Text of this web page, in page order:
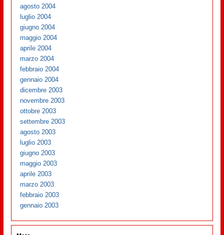
agosto 2004
luglio 2004
giugno 2004
maggio 2004
aprile 2004
marzo 2004
febbraio 2004
gennaio 2004
dicembre 2003
novembre 2003
ottobre 2003
settembre 2003
agosto 2003
luglio 2003
giugno 2003
maggio 2003
aprile 2003
marzo 2003
febbraio 2003
gennaio 2003